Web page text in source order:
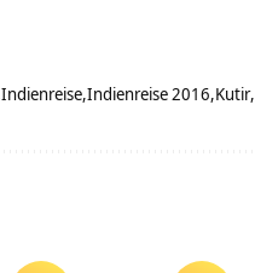
Indienreise Indienreise 2016 Kutir